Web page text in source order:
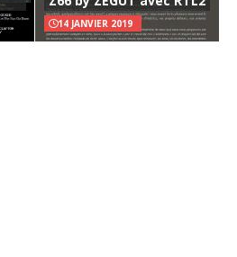
14 JANVIER 2019